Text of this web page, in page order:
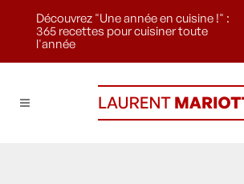
Découvrez "Une année en cuisine !" :
365 recettes pour cuisiner toute
l'année